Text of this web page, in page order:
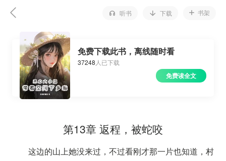
听书 下载 书架
免费下载此书，离线随时看
37248 人已下载
免费读全文
第13章 返程，被蛇咬
这边的山上她没来过，不过看刚才那一片也知道，村